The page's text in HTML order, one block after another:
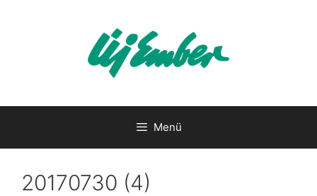
Menü
20170730 (4)